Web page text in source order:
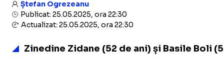
Ștefan Ogrezeanu
Publicat: 25.05.2025, ora 22:30
Actualizat: 25.05.2025, ora 22:30
Zinedine Zidane (52 de ani) și Basile Boli